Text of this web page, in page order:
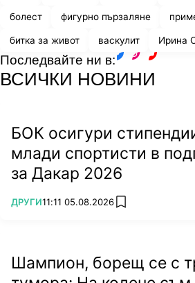
болест фигурно пързаляне
битка за живот васкулит Ирина
Последвайте ни в:
ВСИЧКИ НОВИНИ
БОК осигури
млади спортисти в
за Дакар 2026
ПОВЕЧЕ ОТ
ДРУГИ11:11 05.08.2026 add favorites
Шампион, борещ се с